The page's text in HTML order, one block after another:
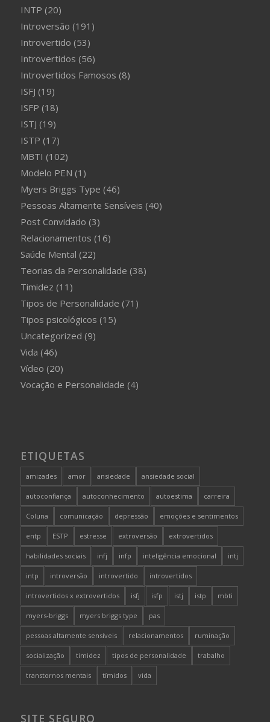
INTP (20)
Introversão (191)
Introvertido (53)
Introvertidos (56)
Introvertidos Famosos (8)
ISFJ (19)
ISFP (18)
ISTJ (19)
ISTP (17)
MBTI (102)
Modelo PEN (1)
Myers Briggs Type (46)
Pessoas Altamente Sensíveis (40)
Post Convidado (3)
Relacionamentos (16)
Saúde Mental (22)
Teorias da Personalidade (38)
Timidez (11)
Tipos de Personalidade (71)
Tipos psicológicos (15)
Uncategorized (9)
Vida (46)
Vídeo (20)
Vocação e Personalidade (4)
ETIQUETAS
amizades amor ansiedade ansiedade social
autoconfiança autoconhecimento autoestima carreira
Coluna comunicação depressão emoções e sentimentos
entp ESTP estresse extroversão extrovertidos
habilidades sociais infj infp inteligência emocional intj
intp introversão introvertido introvertidos
introvertidos x extrovertidos isfj isfp istj istp mbti
myers-briggs myers briggs type pas
pessoas altamente sensíveis relacionamentos ruminação
socialização timidez tipos de personalidade trabalho
transtornos mentais tímidos vida
SITE SEGURO